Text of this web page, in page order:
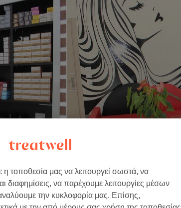
τοποθεσία μας να λειτουργεί σωστά, να
διαφημίσεις, να παρέχουμε λειτουργίες μέσων
την κυκλοφορία μας. Επίσης,